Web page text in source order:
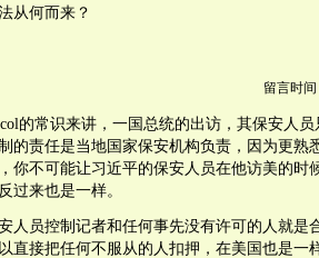
从何而来？
留言时间
的常识来讲，一国总统的出访，其保安人
的责任是当地国家保安机构负责，因为更熟
你不可能让习近平的保安人员在他访美的时
过来也是一样。
人员控制记者和任何事先没有许可的人就是
直接把任何不服从的人扣押，在美国也是一